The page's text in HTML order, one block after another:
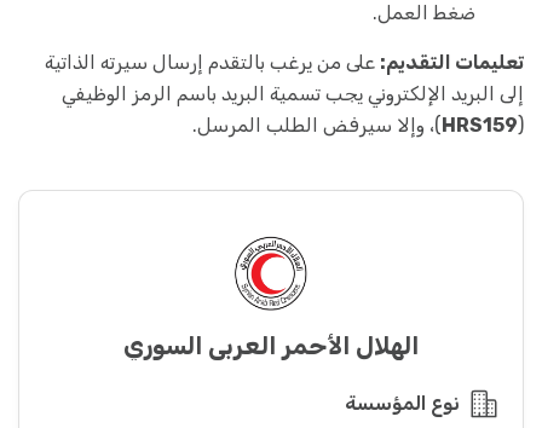
ضغط العمل.
تعليمات التقديم: على من يرغب بالتقدم إرسال سيرته الذاتية
إلى البريد الإلكتروني يجب تسمية البريد باسم الرمز الوظيفي
(
HRS159)، وإلا سيرفض الطلب المرسل.
الهلال الأحمر العربي السوري
نوع المؤسسة